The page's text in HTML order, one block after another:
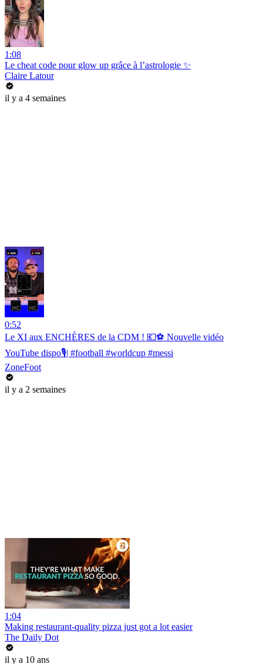
1:08
Le cheat code pour glow up grâce à l’astrologie ✨
Claire Latour
il y a 4 semaines
0:52
Le XI aux ENCHÈRES de la CDM ! 💶⚽️ Nouvelle vidéo
YouTube dispo🎙️| #football #worldcup #messi
ZoneFoot
il y a 2 semaines
1:04
Making restaurant-quality pizza just got a lot easier
The Daily Dot
il y a 10 ans